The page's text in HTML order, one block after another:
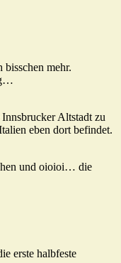
mehr.
Altstadt zu
eben dort befindet.
und oioioi… die
erste halbfeste